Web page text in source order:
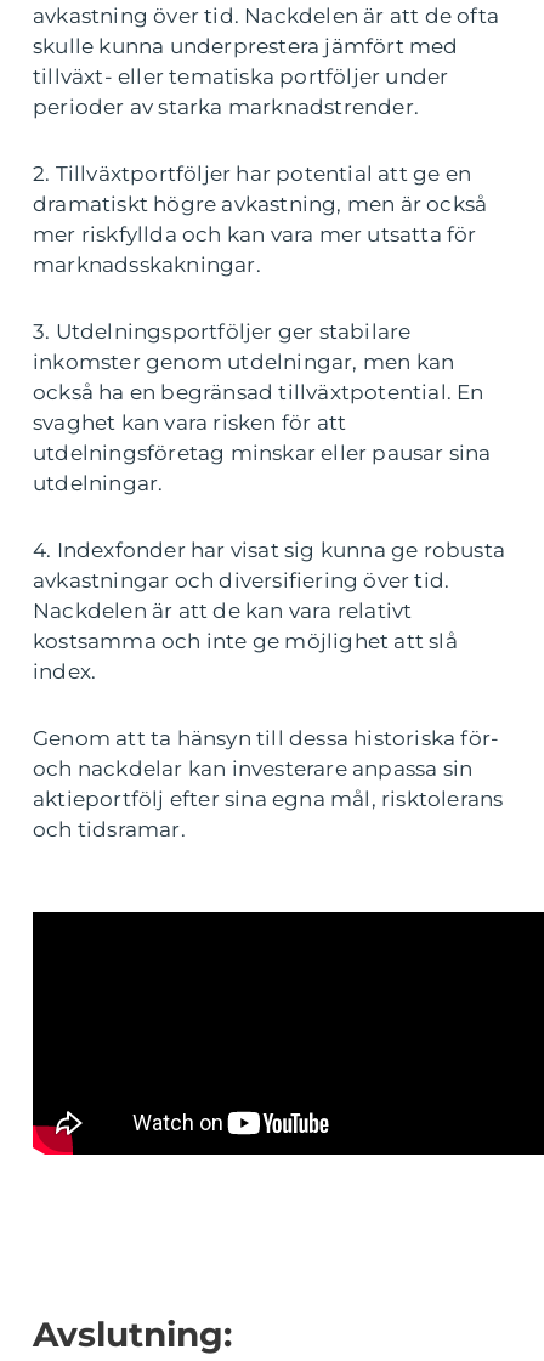
avkastning över tid. Nackdelen är att de ofta
skulle kunna underprestera jämfört med
tillväxt- eller tematiska portföljer under
perioder av starka marknadstrender.
2. Tillväxtportföljer har potential att ge en
dramatiskt högre avkastning, men är också
mer riskfyllda och kan vara mer utsatta för
marknadsskakningar.
3. Utdelningsportföljer ger stabilare
inkomster genom utdelningar, men kan
också ha en begränsad tillväxtpotential. En
svaghet kan vara risken för att
utdelningsföretag minskar eller pausar sina
utdelningar.
4. Indexfonder har visat sig kunna ge robusta
avkastningar och diversifiering över tid.
Nackdelen är att de kan vara relativt
kostsamma och inte ge möjlighet att slå
index.
Genom att ta hänsyn till dessa historiska för-
och nackdelar kan investerare anpassa sin
aktieportfölj efter sina egna mål, risktolerans
och tidsramar.
Avslutning: